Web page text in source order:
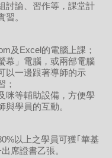
討論、習作等，課堂計
習。
及Excel的電腦上課；
幕」電腦，或兩部電腦
以一邊跟著導師的示
；
咪等輔助設備，方便學
與學員的互動。
以上之學員可獲｢華基
席證書乙張。